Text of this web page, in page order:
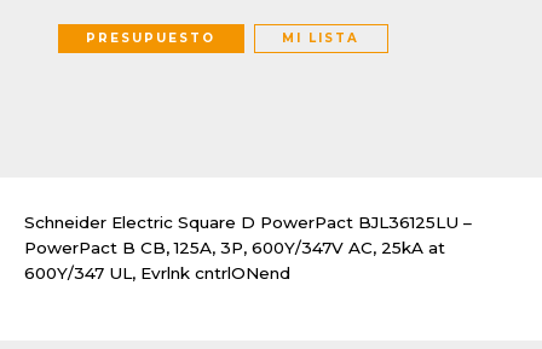
PRESUPUESTO MI LISTA
Schneider Electric Square D PowerPact BJL36125LU –
PowerPact B CB, 125A, 3P, 600Y/347V AC, 25kA at
600Y/347 UL, Evrlnk cntrlONend